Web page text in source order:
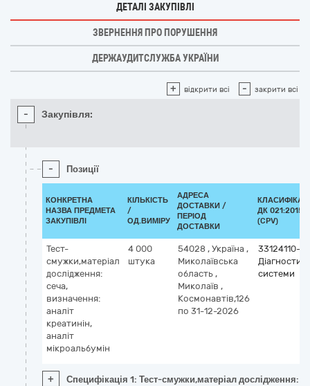
ДЕТАЛІ ЗАКУПІВЛІ
ЗВЕРНЕННЯ ПРО ПОРУШЕННЯ
ДЕРЖАУДИТСЛУЖБА УКРАЇНИ
+ відкрити всі - закрити всі
- Закупівля:
- Позиції
КОНКРЕТНА
НАЗВА ПРЕДМЕТА
ЗАКУПІВЛІ
КІЛЬКІСТЬ
/
ОД.ВИМІРУ
АДРЕСА
ДОСТАВКИ /
ПЕРІОД
ДОСТАВКИ
ДК 021:2015
(CPV)
Тест-
смужки,матеріал
дослідження:
сеча,
визначення:
аналіт
креатинін,
аналіт
мікроальбумін
4 000
штука
54028 , Україна ,
Миколаївська
область ,
Миколаїв ,
Космонавтів,126
по 31-12-2026
33124110-9
системи
+ Специфікація 1: Тест-смужки,матеріал дослідження: